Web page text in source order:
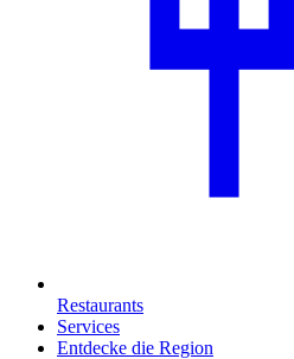
Restaurants
Services
Entdecke die Region